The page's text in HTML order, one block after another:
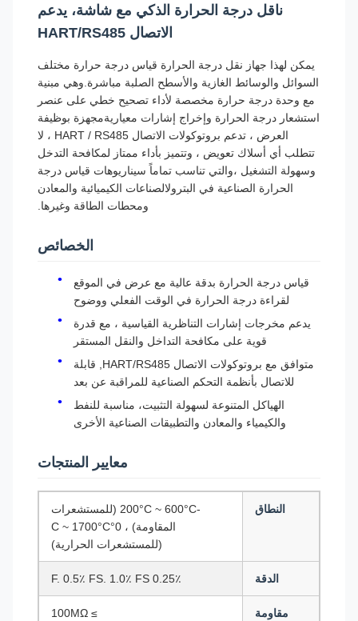
ناقل درجة الحرارة الذكي مع شاشة، يدعم
الاتصال HART/RS485
يمكن لهذا جهاز نقل درجة الحرارة قياس درجة حرارة مختلف
السوائل والوسائط الغازية والأسطح الصلبة مباشرة.وهي مبنية
مع وحدة درجة حرارة مخصصة لأداء تصحيح خطي على عنصر
استشعار درجة الحرارة وإخراج إشارات معياريةمجهزة بوظيفة
العرض ، تدعم بروتوكولات الاتصال HART / RS485 ، لا
تتطلب أي أسلاك تعويض ، وتتميز بأداء ممتاز لمكافحة التدخل
وسهولة التشغيل ،والتي تناسب تماماً سيناريوهات قياس درجة
الحرارة الصناعية في البترولالصناعات الكيميائية والمعادن
ومحطات الطاقة وغيرها.
الخصائص
قياس درجة الحرارة بدقة عالية مع عرض في الموقع
لقراءة درجة الحرارة في الوقت الفعلي ووضوح
يدعم مخرجات إشارات التناظرية القياسية ، مع قدرة
قوية على مكافحة التداخل والنقل المستقر
متوافق مع بروتوكولات الاتصال HART/RS485, قابلة
للاتصال بأنظمة التحكم الصناعية للمراقبة عن بعد
الهياكل المتنوعة لسهولة التثبيت، مناسبة للنفط
والكيمياء والمعادن والتطبيقات الصناعية الأخرى
معايير المنتجات
النطاق
-200°C ~ 600°C (للمستشعرات
المقاومة) ، 0°C ~ 1700°C
(للمستشعرات الحرارية)
0.25٪ F. 0.5٪ FS. 1.0٪ FS
مقاومة